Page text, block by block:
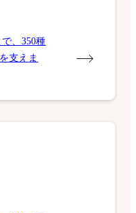
、350種
支えま